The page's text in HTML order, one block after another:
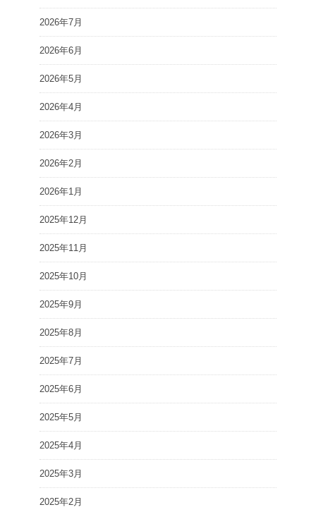
2026年7月
2026年6月
2026年5月
2026年4月
2026年3月
2026年2月
2026年1月
2025年12月
2025年11月
2025年10月
2025年9月
2025年8月
2025年7月
2025年6月
2025年5月
2025年4月
2025年3月
2025年2月